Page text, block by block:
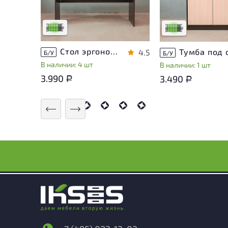
на удобство его
использования
Низкая степень износа
Б/У Стол эргономичный ЛДСП Венге
В наличии: 4 шт
4.5
3.990 Р
на удобство его
Низкая степень
Б/У
В наличии: 1 шт
3.490 Р